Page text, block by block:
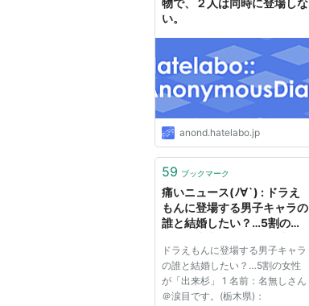
い。
anond.hatelabo.jp
59 ブックマーク
痛いニュース(ﾉ∀`) : ドラえ
もんに登場する男子キャラの
誰と結婚したい？…5割の女
ブログ
ドラえもんに登場する男子キャラ
の誰と結婚したい？…5割の女性
が「出来杉」 1 名前：名無しさん
＠涙目です。(栃木県)：